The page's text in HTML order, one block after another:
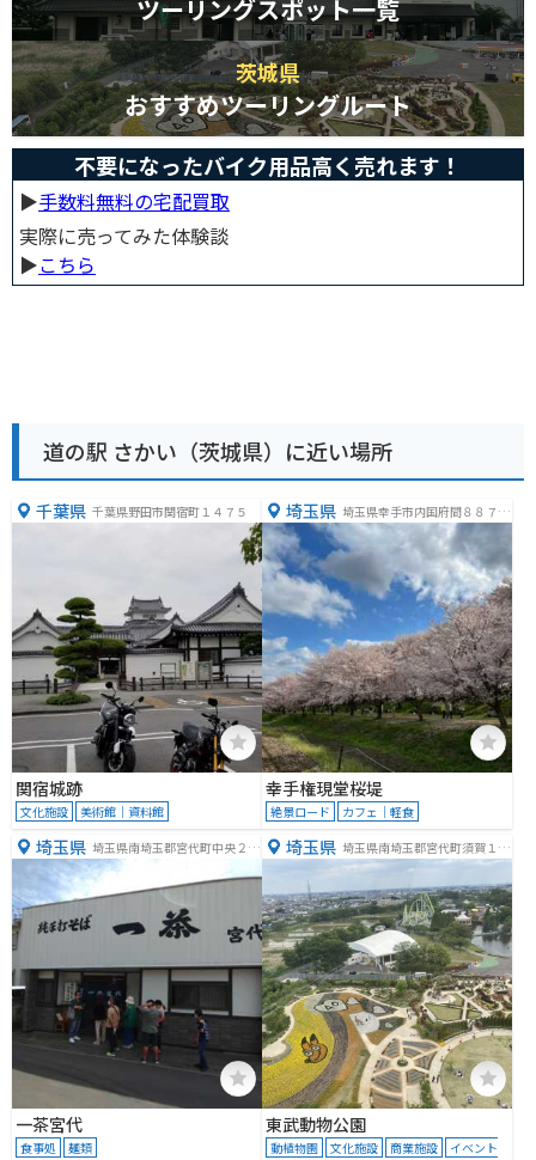
ツーリングスポット一覧
茨城県
おすすめツーリングルート
不要になったバイク用品高く売れます！
▶︎手数料無料の宅配買取
実際に売ってみた体験談
▶︎こちら
道の駅 さかい（茨城県）に近い場所
千葉県 千葉県野田市関宿町１４７５
関宿城跡
文化施設 美術館｜資料館
埼玉県 埼玉県幸手市内国府間８８７
−３
幸手権現堂桜堤
絶景ロード カフェ｜軽食
埼玉県 埼玉県南埼玉郡宮代町中央２丁
目４−３
一茶宮代
食事処 麺類
埼玉県 埼玉県南埼玉郡宮代町須賀１１
０
東武動物公園
動植物園 文化施設 商業施設
イベント